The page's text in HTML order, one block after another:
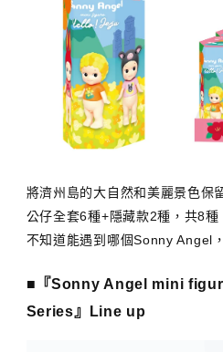
將濟州島的大自然和美麗景色保
公仔全套6種+隱藏款2種，共8種
不知道能遇到哪個Sonny Angel
■『Sonny Angel mini
Series』Line up